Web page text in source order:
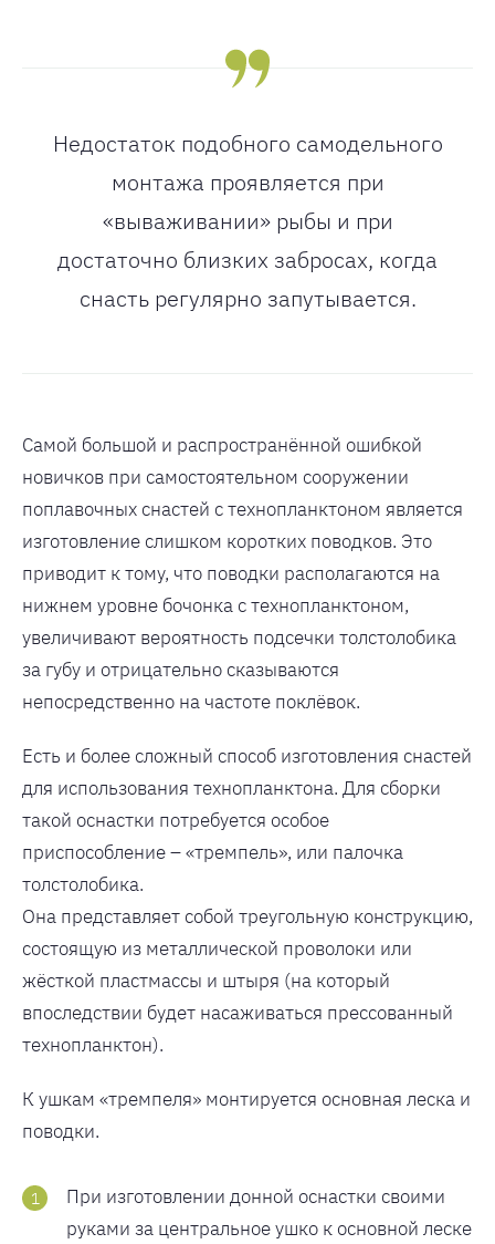
Недостаток подобного самодельного
монтажа проявляется при
«вываживании» рыбы и при
достаточно близких забросах, когда
снасть регулярно запутывается.
Самой большой и распространённой ошибкой
новичков при самостоятельном сооружении
поплавочных снастей с технопланктоном является
изготовление слишком коротких поводков. Это
приводит к тому, что поводки располагаются на
нижнем уровне бочонка с технопланктоном,
увеличивают вероятность подсечки толстолобика
за губу и отрицательно сказываются
непосредственно на частоте поклёвок.
Есть и более сложный способ изготовления снастей
для использования технопланктона. Для сборки
такой оснастки потребуется особое
приспособление – «тремпель», или палочка
толстолобика.
Она представляет собой треугольную конструкцию,
состоящую из металлической проволоки или
жёсткой пластмассы и штыря (на который
впоследствии будет насаживаться прессованный
технопланктон).
К ушкам «тремпеля» монтируется основная леска и
поводки.
При изготовлении донной оснастки своими
руками за центральное ушко к основной леске